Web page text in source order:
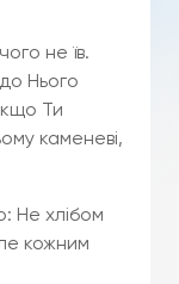
не їв.
Нього
Ти
каменеві,
Не хлібом
кожним